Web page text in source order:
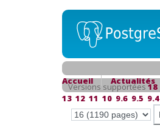
Accueil Actualités
Versions supportées18
13 12 11 10 9.6 9.5 9.4